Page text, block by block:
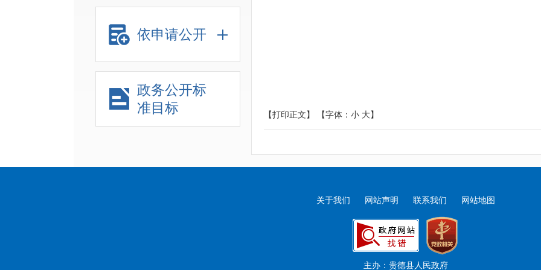
依申请公开
政务公开标
准目标
【打印正文】 【字体： 小 大】
关于我们 网站声明 联系我们 网站地图
主办：贵德县人民政府